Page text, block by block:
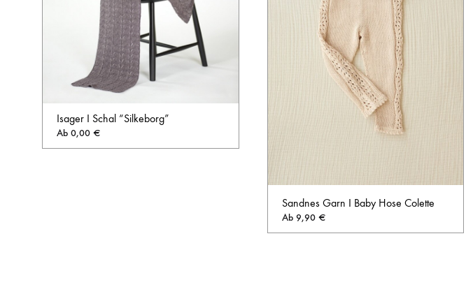
Isager I Schal “Silkeborg”
Ab 0,00 €
WUNSCHLISTESandnes Garn I Baby Hose Colette
Ab 9,90 €